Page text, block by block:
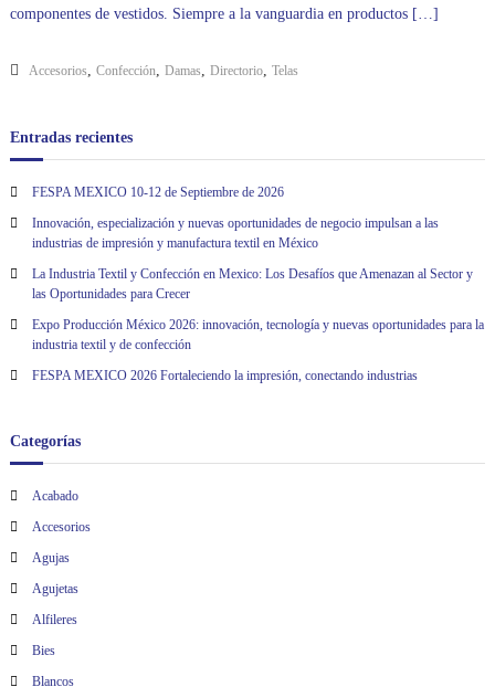
componentes de vestidos. Siempre a la vanguardia en productos […]
Accesorios, Confección, Damas, Directorio, Telas
Entradas recientes
FESPA MEXICO 10-12 de Septiembre de 2026
Innovación, especialización y nuevas oportunidades de negocio impulsan a las
industrias de impresión y manufactura textil en México
La Industria Textil y Confección en Mexico: Los Desafíos que Amenazan al Sector y
las Oportunidades para Crecer
Expo Producción México 2026: innovación, tecnología y nuevas oportunidades para la
industria textil y de confección
FESPA MEXICO 2026 Fortaleciendo la impresión, conectando industrias
Categorías
Acabado
Accesorios
Agujas
Agujetas
Alfileres
Bies
Blancos